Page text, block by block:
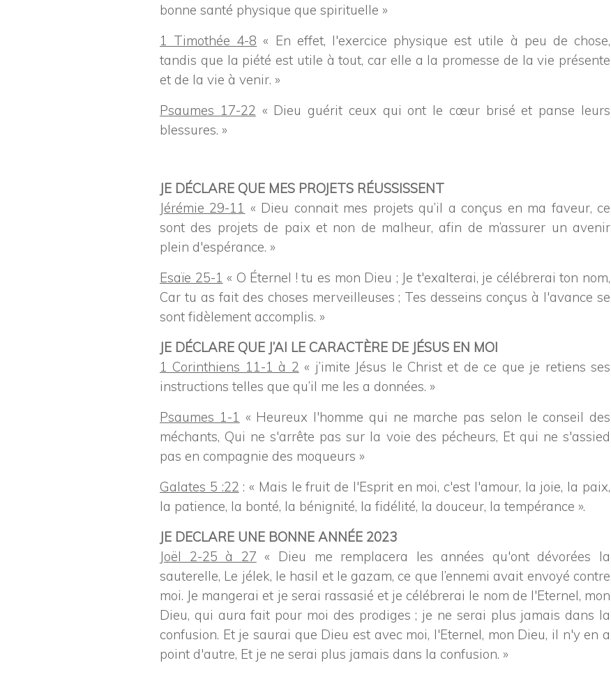
bonne santé physique que spirituelle »
1 Timothée 4-8 « En effet, l'exercice physique est utile à peu de chose,
tandis que la piété est utile à tout, car elle a la promesse de la vie présente
et de la vie à venir. »
Psaumes 17-22 « Dieu guérit ceux qui ont le cœur brisé et panse leurs
blessures. »
JE DÉCLARE QUE MES PROJETS RÉUSSISSENT
Jérémie 29-11 « Dieu connait mes projets qu’il a conçus en ma faveur, ce
sont des projets de paix et non de malheur, afin de m’assurer un avenir
plein d'espérance. »
Esaïe 25-1 « O Éternel ! tu es mon Dieu ; Je t'exalterai, je célébrerai ton nom,
Car tu as fait des choses merveilleuses ; Tes desseins conçus à l'avance se
sont fidèlement accomplis. »
JE DÉCLARE QUE J’AI LE CARACTÈRE DE JÉSUS EN MOI
1 Corinthiens 11-1 à 2 « j’imite Jésus le Christ et de ce que je retiens ses
instructions telles que qu’il me les a données. »
Psaumes 1-1 « Heureux l'homme qui ne marche pas selon le conseil des
méchants, Qui ne s'arrête pas sur la voie des pécheurs, Et qui ne s'assied
pas en compagnie des moqueurs »
Galates 5 :22 : « Mais le fruit de l'Esprit en moi, c'est l'amour, la joie, la paix,
la patience, la bonté, la bénignité, la fidélité, la douceur, la tempérance ».
JE DECLARE UNE BONNE ANNÉE 2023
Joël 2-25 à 27 « Dieu me remplacera les années qu'ont dévorées la
sauterelle, Le jélek, le hasil et le gazam, ce que l’ennemi avait envoyé contre
moi. Je mangerai et je serai rassasié et je célébrerai le nom de l'Eternel, mon
Dieu, qui aura fait pour moi des prodiges ; je ne serai plus jamais dans la
confusion. Et je saurai que Dieu est avec moi, l'Eternel, mon Dieu, il n'y en a
point d'autre, Et je ne serai plus jamais dans la confusion. »